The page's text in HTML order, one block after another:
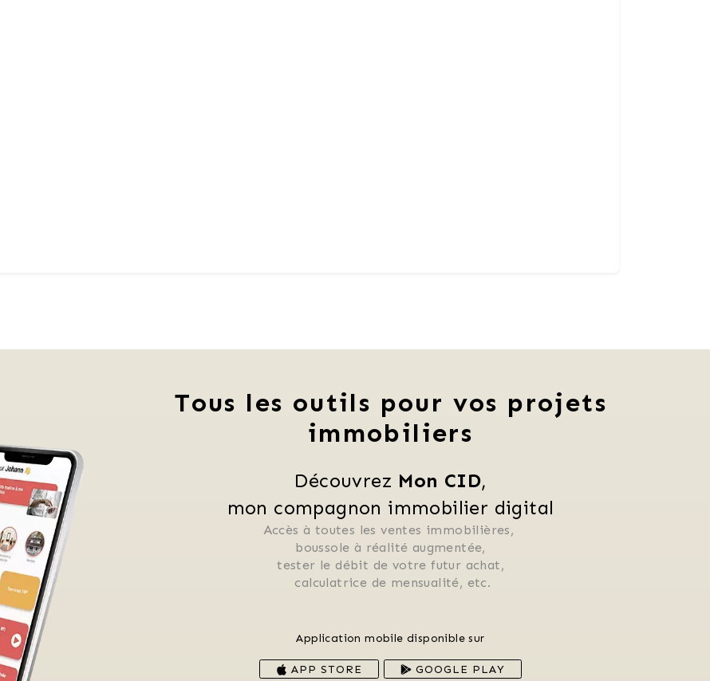
Tous les outils pour vos projets
immobiliers
Découvrez Mon CID,
mon compagnon immobilier digital
Accès à toutes les ventes immobilières,
boussole à réalité augmentée,
tester le débit de votre futur achat,
calculatrice de mensualité, etc.
Application mobile disponible sur
APP STORE GOOGLE PLAY